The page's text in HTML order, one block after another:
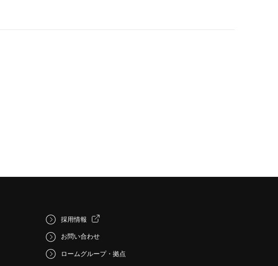
採用情報
お問い合わせ
ロームグループ・拠点